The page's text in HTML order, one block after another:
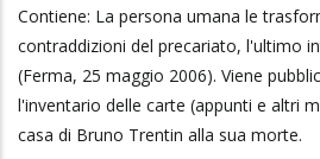
Contiene: La persona umana le
contraddizioni del precariato, l'ultimo
(Ferma, 25 maggio 2006). Viene
l'inventario delle carte (appunti e altri
casa di Bruno Trentin alla sua morte.